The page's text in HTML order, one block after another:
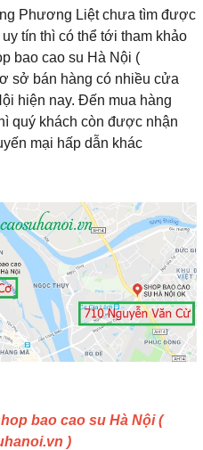
Phương Liệt chưa tìm được
tín thì có thể tới tham khảo
bao cao su Hà Nội (
sở bán hàng có nhiều cửa
hiện nay. Đến mua hàng
quý khách còn được nhận
mại hấp dẫn khác
bao cao su Hà Nội (
)